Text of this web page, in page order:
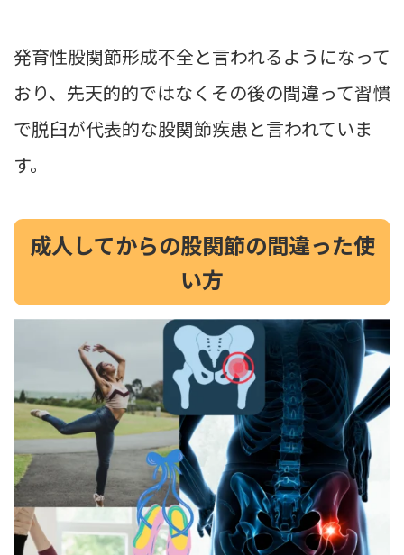
発育性股関節形成不全と言われるようになって
おり、先天的的ではなくその後の間違って習慣
で脱臼が代表的な股関節疾患と言われていま
す。
成人してからの股関節の間違った使
い方